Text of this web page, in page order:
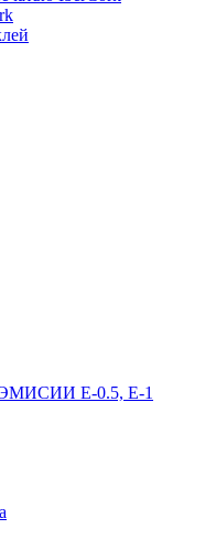
Е-0.5, Е-1